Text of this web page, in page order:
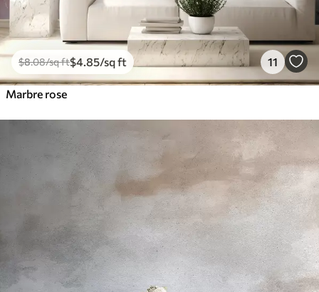
$8.08/sq ft$4 .85/sq ft 11
Marbre rose